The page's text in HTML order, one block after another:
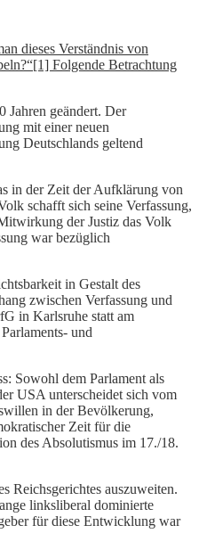
dieses Verständnis von
Folgende Betrachtung
Jahren geändert. Der
mit einer neuen
Deutschlands geltend
in der Zeit der Aufklärung von
schafft sich seine Verfassung,
der Justiz das Volk
war bezüglich
in Gestalt des
zwischen Verfassung und
in Karlsruhe statt am
und
Sowohl dem Parlament als
USA unterscheidet sich vom
in der Bevölkerung,
Zeit für die
des Absolutismus im 17./18.
Reichsgerichtes auszuweiten.
linksliberal dominierte
für diese Entwicklung war